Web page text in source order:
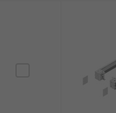
für Zubehör wie
(z. B. Farbe,